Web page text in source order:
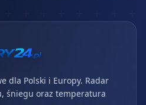
dla Polski i Europy. Radar
śniegu oraz temperatura